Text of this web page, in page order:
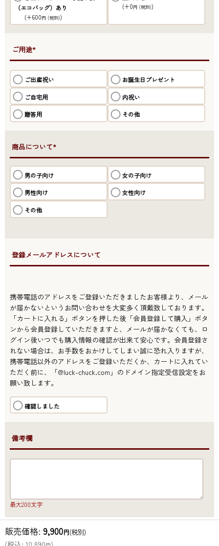
（エコバッグ）あり
(+600円 (税別))
(+0円 (税別))
●ご用途*
ご出産祝い お誕生日プレゼント
ご自宅用 内祝い
贈答用 その他
●商品について*
男の子向け 女の子向け
男性向け 女性向け
その他
携帯電話のアドレスをご登録いただきましたお客様より、メール
が届かないというお問い合わせを大変多く頂戴致しております。
「カートに入れる」ボタンを押した後「会員登録して購入」ボタ
ンから会員登録していただきますと、メールが届かなくても、ロ
グイン後いつでも購入情報の確認が出来て安心です。会員登録さ
れない場合は、お手数をおかけしてしまい誠に恐れ入りますが、
携帯電話以外のアドレスをご登録いただくか、カートに入れてい
ただく前に、「@luck-chuck.com」のドメイン指定受信設定をお
願い致します。
●登録メールアドレスについて
確認しました
●備考欄
最大200文字
販売価格: 9,900円(税別)